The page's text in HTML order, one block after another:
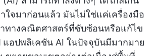
าใจมาก่อนแล้ว มันไม่ใช่แค่เครื่องมือ
ทางคณิตศาสตร์ที่ซับซ้อนหรือแก้ไข
แอปพลิเคชัน AI ในปัจจุบันมีมากมาย